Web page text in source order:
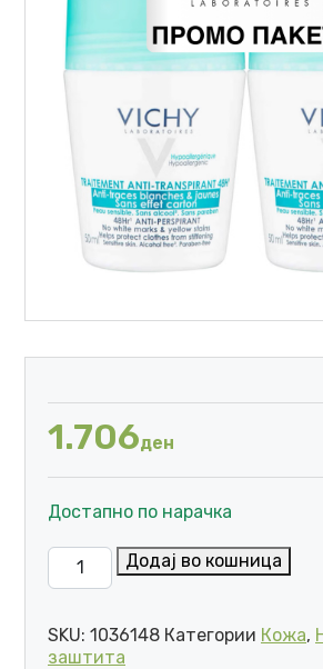
1.706ден
Достапно по нарачка
VICHY DEO РОЛ ОН ЗА
Додај во кошница
SKU: 1036148 Категории Кожа,
заштита